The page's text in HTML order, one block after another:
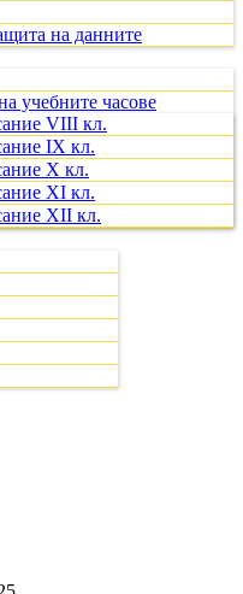
на данните
учебните часове
VIII кл.
IX кл.
X кл.
XI кл.
XII кл.